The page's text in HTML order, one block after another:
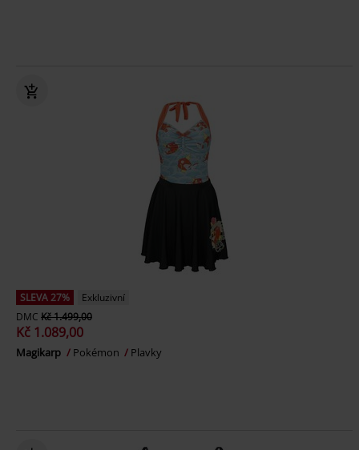
SLEVA 27%
Exkluzivní
DMC Kč 1.499,00
Kč 1.089,00
Magikarp Pokémon Plavky